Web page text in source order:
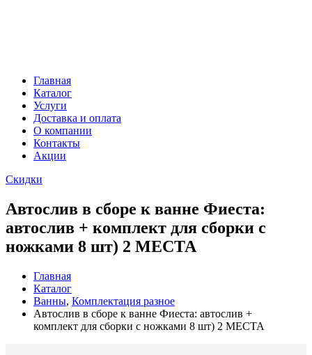
Главная
Каталог
Услуги
Доставка и оплата
О компании
Контакты
Акции
Скидки
Автослив в сборе к ванне Фиеста:
автослив + комплект для сборки с
ножками 8 шт) 2 МЕСТА
Главная
Каталог
Ванны, Комплектация разное
Автослив в сборе к ванне Фиеста: автослив +
комплект для сборки с ножками 8 шт) 2 МЕСТА